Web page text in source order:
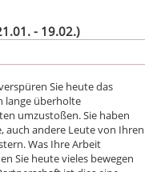
- 19.02.)
Sie heute das
lange überholte
umzustoßen. Sie haben
auch andere Leute von Ihren
Was Ihre Arbeit
Sie heute vieles bewegen